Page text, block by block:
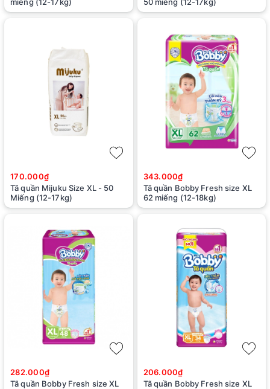
170.000₫
Tã quần Mijuku Size XL - 50
Miếng (12-17kg)
343.000₫
Tã quần Bobby Fresh size XL
62 miếng (12-18kg)
282.000₫
Tã quần Bobby Fresh size XL
206.000₫
Tã quần Bobby Fresh size XL